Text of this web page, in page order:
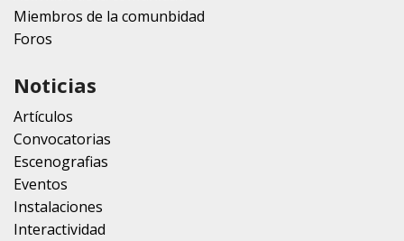
Miembros de la comunbidad
Foros
Noticias
Artículos
Convocatorias
Escenografias
Eventos
Instalaciones
Interactividad